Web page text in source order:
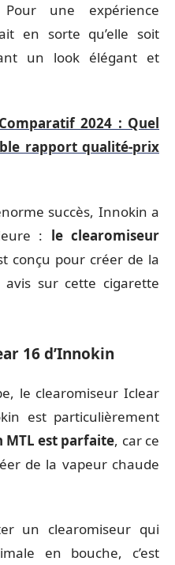
une expérience
en sorte qu’elle soit
un look élégant et
Comparatif 2024 : Quel
rapport qualité-prix
succès, Innokin a
: le clearomiseur
conçu pour créer de la
sur cette cigarette
16 d’Innokin
le clearomiseur Iclear
est particulièrement
MTL est parfaite, car ce
de la vapeur chaude
un clearomiseur qui
en bouche, c’est